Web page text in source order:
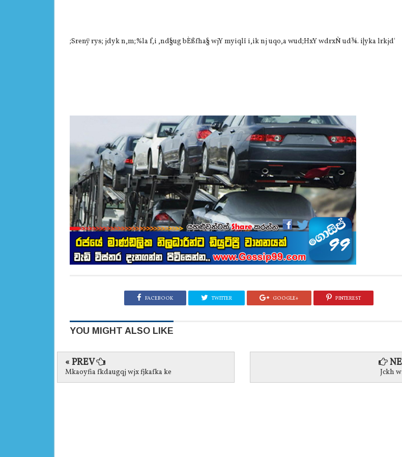
;Srenÿ rys; jdyk n,m;%la f,i ,nd§ug bÈßfha§ wjY myiqlï i,ik nj uqo,a wud;HxY wdrxÑ ud¾. i|yka lrkjd'
FACEBOOK TWITTER GOOGLE+ PINTEREST
YOU MIGHT ALSO LIKE
« PREV
Mkaoyfia fkdaugqj wjx fjkafka ke Jckh